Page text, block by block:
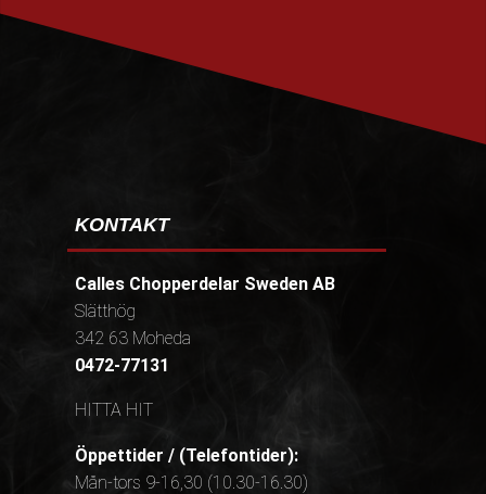
KONTAKT
Calles Chopperdelar Sweden AB
Slätthög
342 63 Moheda
0472-77131
HITTA HIT
Öppettider / (Telefontider):
Mån-tors 9-16,30 (10.30-16.30)